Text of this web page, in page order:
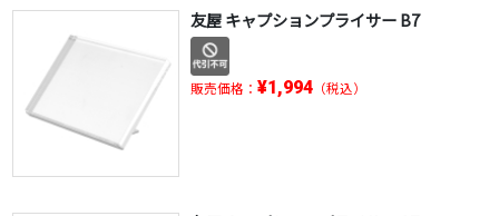
友屋 キャプションプライサー B7
販売価格： ¥1,994（税込）